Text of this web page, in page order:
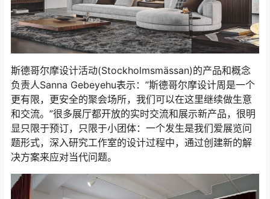
斯德哥尔摩设计活动(Stockholmsmässan)的产品和概念
负责人Sanna Gebeyehu表示：”斯德哥尔摩设计周是一个
更有限，更安全的聚会场所，我们可以在这里继续做生意
和交流。”很多展厅都开放的实时交流和展示新产品，很明
显只限于预订，只限于小团体：一个发生是我们爱展览问
题形式，深入研究工作室的设计过程中，通过创建新的解
决方案来应对当代问题。